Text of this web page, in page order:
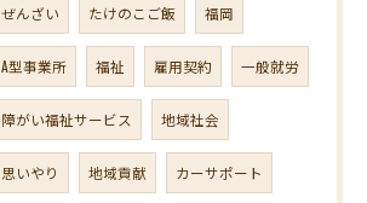
ぜんざい たけのこご飯 福岡
A型事業所 福祉 雇用契約 一般就労
障がい福祉サービス 地域社会
思いやり 地域貢献 カーサポート